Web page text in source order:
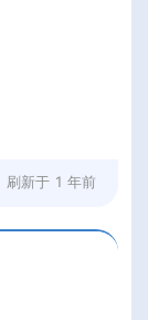
刷新于 1 年前